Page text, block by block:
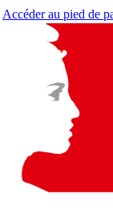
Accéder au pied de